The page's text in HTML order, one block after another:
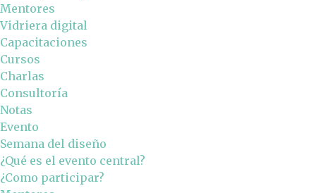
Mentores
Vidriera digital
Capacitaciones
Cursos
Charlas
Consultoría
Notas
Evento
Semana del diseño
¿Qué es el evento central?
¿Como participar?